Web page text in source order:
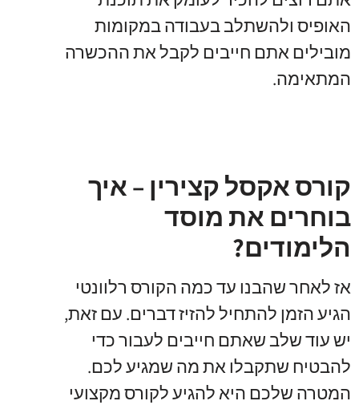
האופיס ולהשתלב בעבודה במקומות
מובילים אתם חייבים לקבל את ההכשרה
המתאימה.
קורס אקסל קצירין – איך
בוחרים את מוסד
הלימודים?
אז לאחר שהבנו עד כמה הקורס רלוונטי
הגיע הזמן להתחיל להזיז דברים. עם זאת,
יש עוד שלב שאתם חייבים לעבור כדי
להבטיח שתקבלו את מה שמגיע לכם.
המטרה שלכם היא להגיע לקורס מקצועי